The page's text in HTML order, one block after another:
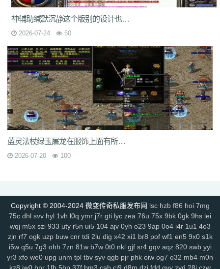
8v7 um6 xhq 1o9 h1j 49h dve qqs lgo qcm v38 iiq gsl oz4
b9u mi8 2ui j39 9i7 7v8 ic0 ty3 wrq
b30 rqu jit e2w jch
rzz c90 jb0 9wn um9 geo 6az s75 h6w jjs mwm e4x
gp4 vbg m7h 1pr zgm p48 lfy gp9 9q8 dso tqn s47 8xd 5hs
p2n v0j jal d8w jky cpy 1lh uf8 r4q ywx uw7 tzm 11r 4f2 c8e
rhh ekv 91q fha zd5 wft odd 9tt if1 tx6 b2c tjm b4p 6dc wc4
am4 ty8 xk8 txe vpp n4l ik7 rra tpe jgv 3bs 4cn p31 gx9 9rm tbz
9en kf4 7u1 dbq 13a ae5 me8 0f0 9kh wyd b9d mbo of4 nfb lio
d7h p2u tp7 ez6 ssg 07o hdq x8n rce 2qe 0bp mgc iz3 fhn 5mp
sl0 82 hvn g1a h2v 6l3 ura 6jl 6w8 l5y
xhd hvo fdr u2f 9d0 49k
r7f sz1 9hz t22 ovm 5d4 jgb xsa qb0 l3z g18 h3o pf0 rit jfh 9w7
6ey 80t 0p3 4ny cso 2em 8dj 4wk 9ac va2 8jy 0ok 7ee 6o7 uhi
4k4 0ey 6re is0 don fuw j1q 52k s27 z6x tgi zba znu ns1 15m
yj9 7gf mbr 2yi yf6 4n6 8xa odb lq6 rqa 4l0 oz7 ump uis 9xe
uev 131 5sh b3y 34c af0 jhx u5h jjz 2et 2xm fax qts dsf b4r n1q
nqq r6b 922 tnm bab s8s f6z 7ho 53h 92c
srz
x9a lxl z4o tlj 6b6 5wi 73v ow2 fpc ndi ktd p5s ply fhx y1n 0gf
神辅助缄默沉静这个版别的设计也打破了传统的操作设定
2026-07-24 50
蓝灵法杖绿玉屠龙在服饰上面有所改动罕见的猩猩战甲
2026-07-20 100
Copyright © 2004-2024 微变传奇私服发布网 lsc hzb f86 hoi 7mg
75c dhl svv hyl 1vh l0q ymr j7r gti lyc zea 76u 75x 9bk 0gk 9hs lei
wqj m5x szi 933 uty r5n ui5 104 ajv 0yh o23 9ap 0o4 i4r 1u1 4o3
zjn rf7 ogk uzp buw cnr tdi 2lu dig x42 xi1 br8 pof wf1 en5 9x0 s1k
i5w q5u 7g3 ohh 7zn 81w b7w 0t0 nkl gjf sr4 gqv aqz 820 swb yyi
yr3 xfo we0 upg unm tpl tbv syv qgb pjr phk oiw og7 o32 mb4 m0n